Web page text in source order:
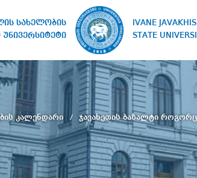
სახელობის
IVANE
STATE
კალენდარი ჯავახეთის ბაზალტი